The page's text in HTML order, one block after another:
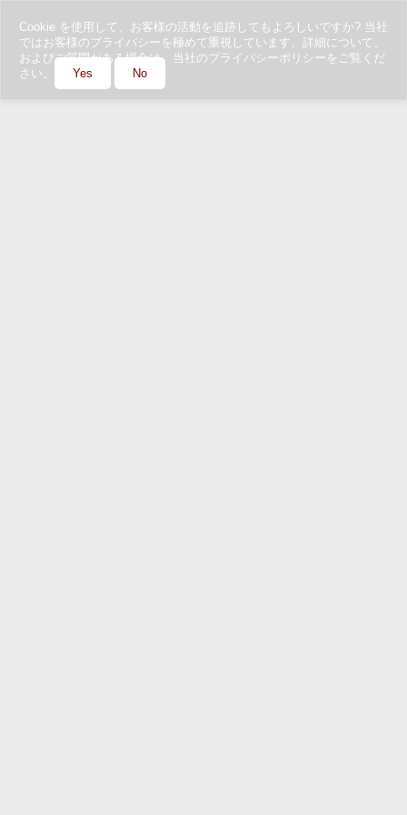
Cookie を使用して、お客様の活動を追跡してもよろしいですか? 当社
ではお客様のプライバシーを極めて重視しています。詳細について、
およびご質問がある場合は、当社のプライバシーポリシーをご覧くだ
さい。
Yes No